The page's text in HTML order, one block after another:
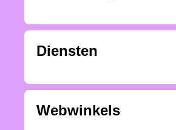
Diensten
Webwinkels